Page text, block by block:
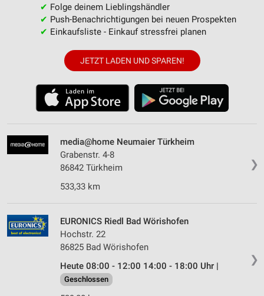
✔ Folge deinem Lieblingshändler
✔ Push-Benachrichtigungen bei neuen Prospekten
✔ Einkaufsliste - Einkauf stressfrei planen
JETZT LADEN UND SPAREN!
❯
media@home Neumaier Türkheim
Grabenstr. 4-8
86842 Türkheim
533,33 km
❯
EURONICS Riedl Bad Wörishofen
Hochstr. 22
86825 Bad Wörishofen
Heute 08:00 - 12:00 14:00 - 18:00 Uhr |
Geschlossen